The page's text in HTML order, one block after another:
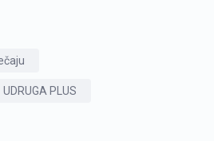
UDRUGA PLUS